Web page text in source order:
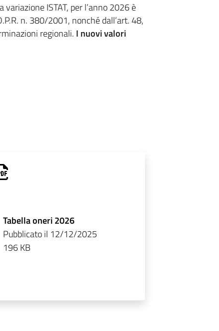
variazione ISTAT, per l’anno 2026 è
n. 380/2001, nonché dall’art. 48,
regionali. I nuovi valori
Tabella oneri 2026
Pubblicato il 12/12/2025
196 KB